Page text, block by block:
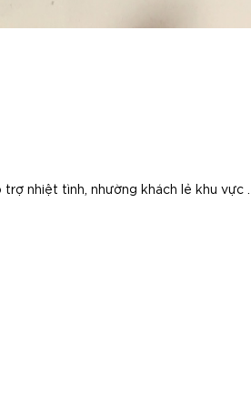
nhiệt tình, nhường khách lẻ khu vực